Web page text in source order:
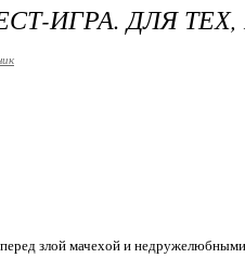
ИГРА. ДЛЯ
злой мачехой и